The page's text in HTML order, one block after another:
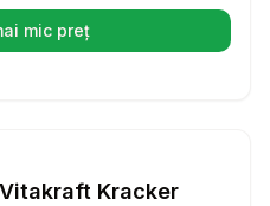
mic preț
(se deschide într-o filă nouă)
Batoane Pasari
Kracker